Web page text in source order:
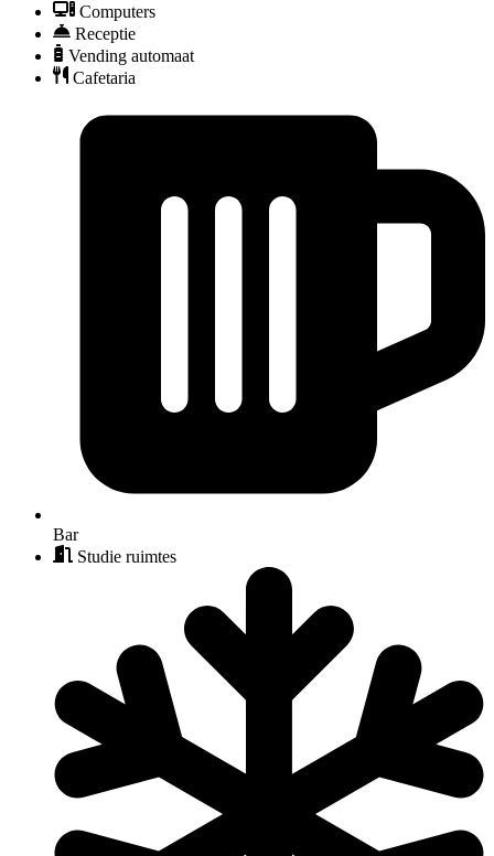
Computers
Receptie
Vending automaat
Cafetaria
Bar
Studie ruimtes